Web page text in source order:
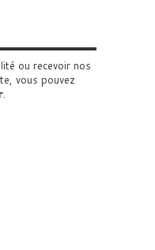
ou recevoir nos
vous pouvez
.